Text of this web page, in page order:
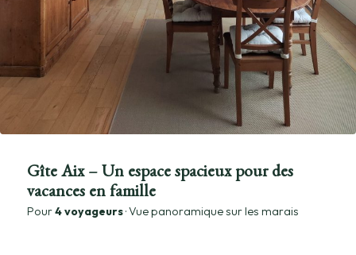
Gîte Aix – Un espace spacieux pour des
vacances en famille
Pour4 voyageurs· Vue panoramique sur les marais